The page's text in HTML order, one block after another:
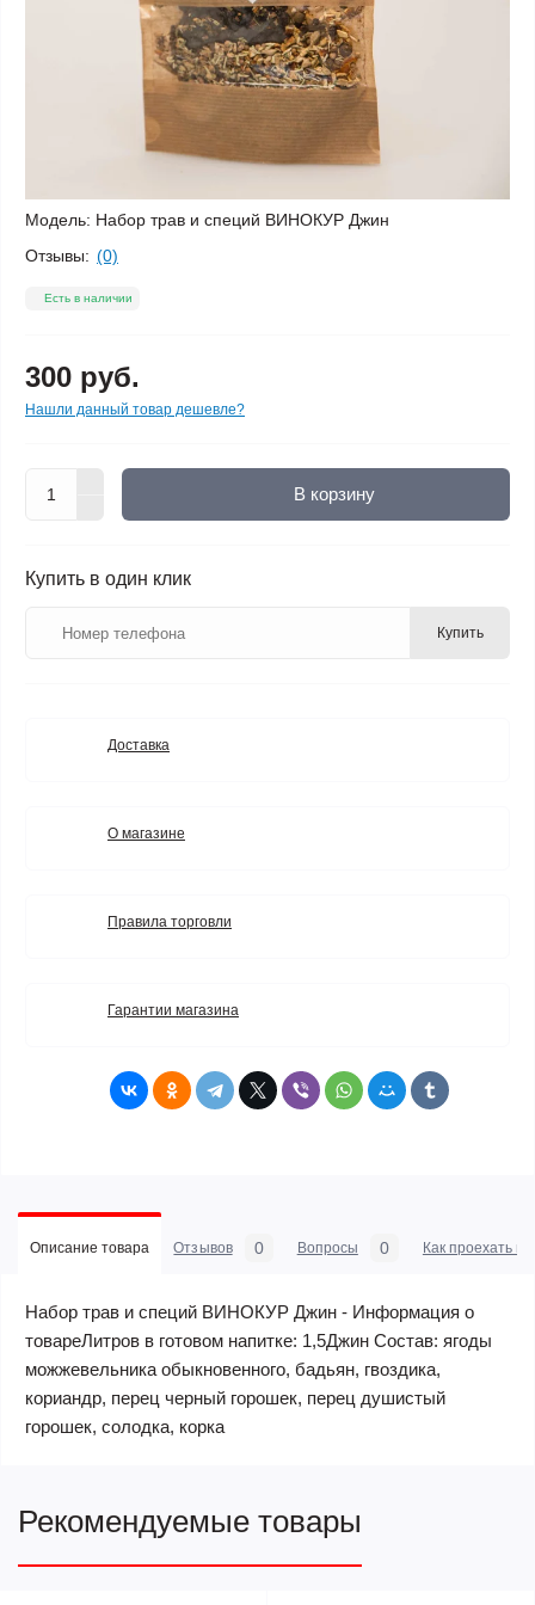
Модель: Набор трав и специй ВИНОКУР Джин
Отзывы: (0)
Есть в наличии
300 руб.
Нашли данный товар дешевле?
В корзину
Купить в один клик
Купить
Доставка
О магазине
Правила торговли
Гарантии магазина
Описание товара Отзывов 0 Вопросы 0 Как проехать в
Набор трав и специй ВИНОКУР Джин - Информация о
товареЛитров в готовом напитке: 1,5Джин Состав: ягоды
можжевельника обыкновенного, бадьян, гвоздика,
кориандр, перец черный горошек, перец душистый
горошек, солодка, корка
Рекомендуемые товары